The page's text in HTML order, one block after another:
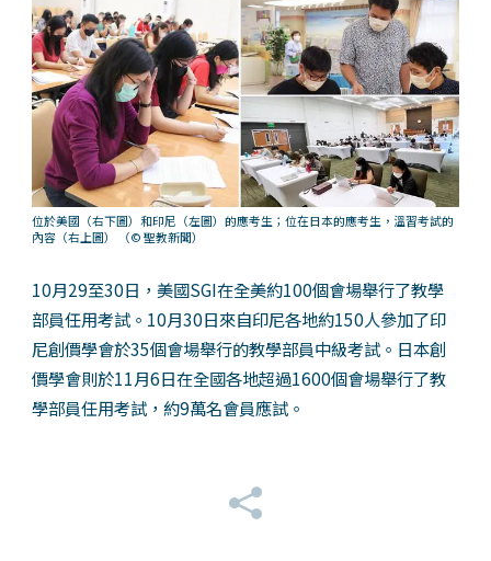
位於美國（右下圖）和印尼（左圖）的應考生；位在日本的應考生，溫習考試的
內容（右上圖）
（© 聖教新聞）
10月29至30日，美國SGI在全美約100個會場舉行了教學
部員任用考試。10月30日來自印尼各地約150人參加了印
尼創價學會於35個會場舉行的教學部員中級考試。日本創
價學會則於11月6日在全國各地超過1600個會場舉行了教
學部員任用考試，約9萬名會員應試。